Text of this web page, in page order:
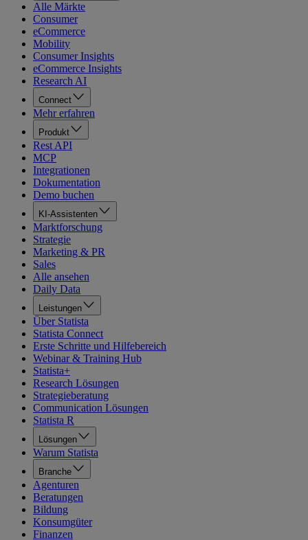
Alle Märkte
Consumer
eCommerce
Mobility
Consumer Insights
eCommerce Insights
Research AI
Connect
Mehr erfahren
Produkt
Rest API
MCP
Integrationen
Dokumentation
Demo buchen
KI-Assistenten
Marktforschung
Strategie
Marketing & PR
Sales
Alle ansehen
Daily Data
Leistungen
Über Statista
Statista Connect
Erste Schritte und Hilfebereich
Webinar & Training Hub
Statista+
Research Lösungen
Strategieberatung
Communication Lösungen
Statista R
Lösungen
Warum Statista
Branche
Agenturen
Beratungen
Bildung
Konsumgüter
Finanzen